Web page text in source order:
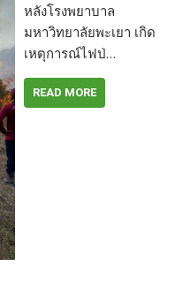
หลังโรงพยาบาล
มหาวิทยาลัยพะเยา เกิด
เหตุการณ์ไฟป่…
READ MORE